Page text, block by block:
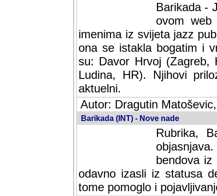
Barikada -
ovom web
imenima iz svijeta jazz
ona se istakla bogatim i
su: Davor Hrvoj (Zagreb,
Ludina, HR). Njihovi
aktuelni.
Autor: Dragutin
Barikada (INT) - Nove nade
Rubrika,
bendova
odavno izasli iz statusa
tome pomoglo i